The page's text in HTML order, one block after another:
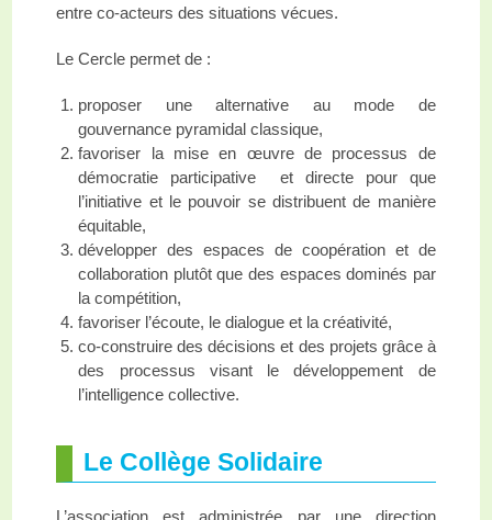
entre co-acteurs des situations vécues.
Le Cercle permet de :
proposer une alternative au mode de
gouvernance pyramidal classique,
favoriser la mise en œuvre de processus de
démocratie participative et directe pour que
l’initiative et le pouvoir se distribuent de manière
équitable,
développer des espaces de coopération et de
collaboration plutôt que des espaces dominés par
la compétition,
favoriser l’écoute, le dialogue et la créativité,
co-construire des décisions et des projets grâce à
des processus visant le développement de
l’intelligence collective.
Le Collège Solidaire
L’association est administrée par une direction